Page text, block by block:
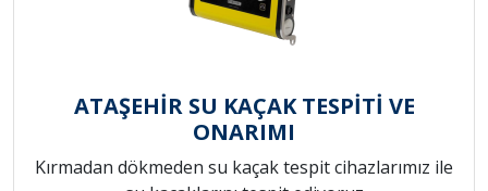
ATAŞEHİR SU KAÇAK TESPİTİ VE
ONARIMI
Kırmadan dökmeden su kaçak tespit cihazlarımız ile